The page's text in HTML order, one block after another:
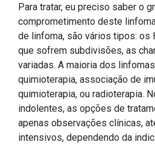
Para tratar, eu preciso saber o
comprometimento deste
de linfoma, são vários tipos: os
que sofrem subdivisões, as
variadas. A maioria dos
quimioterapia, associação de
quimioterapia, ou radioterapia.
indolentes, as opções de
apenas observações clínicas,
intensivos, dependendo da